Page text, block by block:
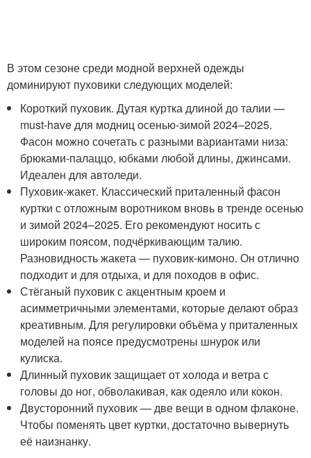
В этом сезоне среди модной верхней одежды
доминируют пуховики следующих моделей:
Короткий пуховик. Дутая куртка длиной до талии —
must-have для модниц осенью-зимой 2024–2025.
Фасон можно сочетать с разными вариантами низа:
брюками-палаццо, юбками любой длины, джинсами.
Идеален для автоледи.
Пуховик-жакет. Классический приталенный фасон
куртки с отложным воротником вновь в тренде осенью
и зимой 2024–2025. Его рекомендуют носить с
широким поясом, подчёркивающим талию.
Разновидность жакета — пуховик-кимоно. Он отлично
подходит и для отдыха, и для походов в офис.
Стёганый пуховик с акцентным кроем и
асимметричными элементами, которые делают образ
креативным. Для регулировки объёма у приталенных
моделей на поясе предусмотрены шнурок или
кулиска.
Длинный пуховик защищает от холода и ветра с
головы до ног, обволакивая, как одеяло или кокон.
Двусторонний пуховик — две вещи в одном флаконе.
Чтобы поменять цвет куртки, достаточно вывернуть
её наизнанку.